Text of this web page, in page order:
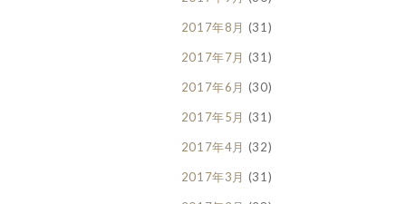
2017年8月 (31)
2017年7月 (31)
2017年6月 (30)
2017年5月 (31)
2017年4月 (32)
2017年3月 (31)